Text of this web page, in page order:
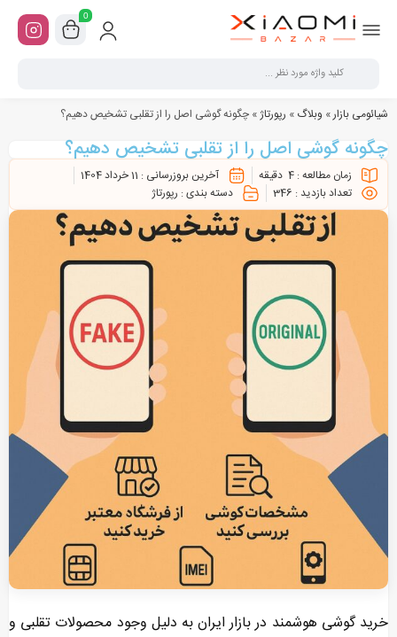
0
شیائومی بازار» وبلاگ » رپورتاژ» چگونه گوشی اصل را از تقلبی تشخیص دهیم؟
چگونه گوشی اصل را از تقلبی تشخیص دهیم؟
زمان مطالعه : 4 دقیقه آخرین بروزرسانی : 11 خرداد 1404
تعداد بازدید : 346 دسته بندی : رپورتاژ
خرید گوشی هوشمند در بازار ایران به دلیل وجود محصولات تقلبی و